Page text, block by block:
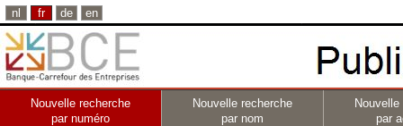
nl fr de en
Nouvelle recherche
par numéro
Nouvelle recherche
par nom
par